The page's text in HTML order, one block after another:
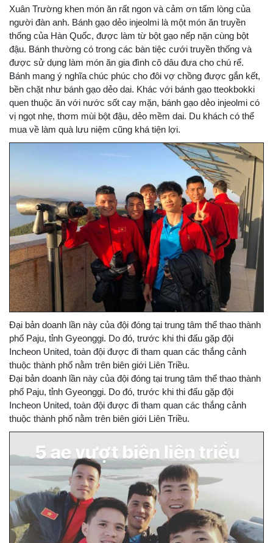
Xuân Trường khen món ăn rất ngon và cảm ơn tấm lòng của
người đàn anh. Bánh gạo dẻo injeolmi là một món ăn truyền
thống của Hàn Quốc, được làm từ bột gạo nếp nặn cùng bột
đậu. Bánh thường có trong các bàn tiệc cưới truyền thống và
được sử dụng làm món ăn gia đình cô dâu đưa cho chú rể.
Bánh mang ý nghĩa chúc phúc cho đôi vợ chồng được gắn kết,
bền chặt như bánh gạo dẻo dai. Khác với bánh gạo tteokbokki
quen thuộc ăn với nước sốt cay mặn, bánh gạo dẻo injeolmi có
vị ngọt nhẹ, thơm mùi bột đậu, dẻo mềm dai. Du khách có thể
mua về làm quà lưu niệm cũng khá tiện lợi.
Đại bản doanh lần này của đội đóng tại trung tâm thể thao thành
phố Paju, tỉnh Gyeonggi. Do đó, trước khi thi đấu gặp đội
Incheon United, toàn đội được đi tham quan các thắng cảnh
thuộc thành phố nằm trên biên giới Liên Triều.
Đại bản doanh lần này của đội đóng tại trung tâm thể thao thành
phố Paju, tỉnh Gyeonggi. Do đó, trước khi thi đấu gặp đội
Incheon United, toàn đội được đi tham quan các thắng cảnh
thuộc thành phố nằm trên biên giới Liên Triều.